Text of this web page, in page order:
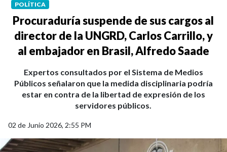
POLÍTICA
Procuraduría suspende de sus cargos al
director de la UNGRD, Carlos Carrillo, y
al embajador en Brasil, Alfredo Saade
Expertos consultados por el Sistema de Medios
Públicos señalaron que la medida disciplinaria podría
estar en contra de la libertad de expresión de los
servidores públicos.
02 de Junio 2026, 2:55 PM